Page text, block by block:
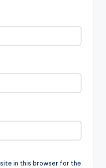
in this browser for the